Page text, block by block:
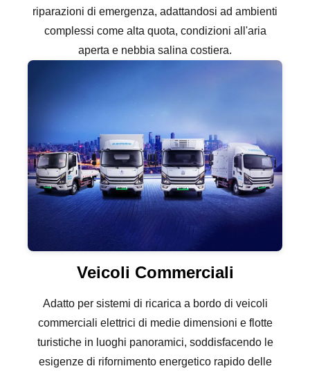
riparazioni di emergenza, adattandosi ad ambienti
complessi come alta quota, condizioni all'aria
aperta e nebbia salina costiera.
Veicoli Commerciali
Adatto per sistemi di ricarica a bordo di veicoli
commerciali elettrici di medie dimensioni e flotte
turistiche in luoghi panoramici, soddisfacendo le
esigenze di rifornimento energetico rapido delle